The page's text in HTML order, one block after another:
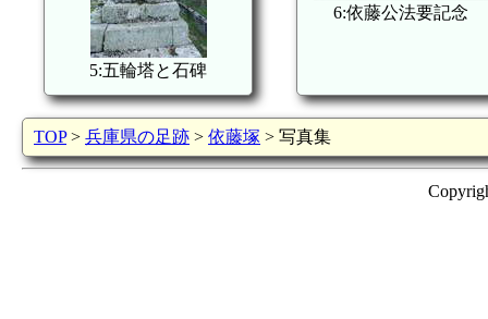
5:五輪塔と石碑
6:依藤公法要記念
TOP> 兵庫県の足跡 > 依藤塚 > 写真集